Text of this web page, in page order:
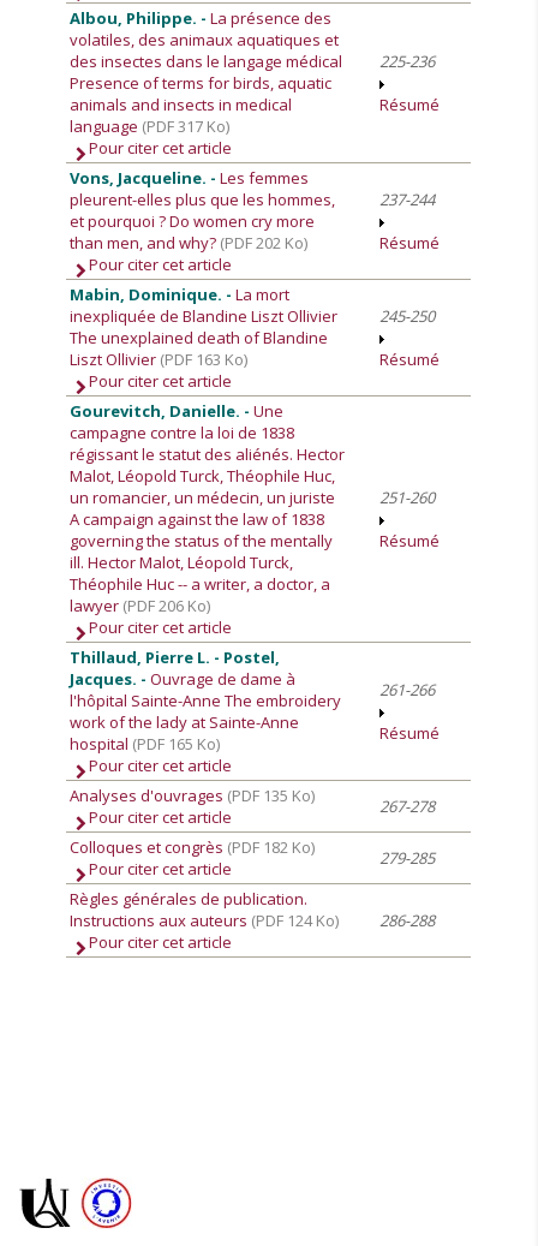
Albou, Philippe. -La présence des
volatiles, des animaux aquatiques et
des insectes dans le langage médical
Presence of terms for birds, aquatic
animals and insects in medical
language (PDF 317 Ko)
Pour citer cet article
225-236
Résumé
Vons, Jacqueline. -Les femmes
pleurent-elles plus que les hommes,
et pourquoi ? Do women cry more
than men, and why? (PDF 202 Ko)
Pour citer cet article
237-244
Résumé
Mabin, Dominique. -La mort
inexpliquée de Blandine Liszt Ollivier
The unexplained death of Blandine
Liszt Ollivier (PDF 163 Ko)
Pour citer cet article
245-250
Résumé
Gourevitch, Danielle. -Une
campagne contre la loi de 1838
régissant le statut des aliénés. Hector
Malot, Léopold Turck, Théophile Huc,
un romancier, un médecin, un juriste
A campaign against the law of 1838
governing the status of the mentally
ill. Hector Malot, Léopold Turck,
Théophile Huc -- a writer, a doctor, a
lawyer (PDF 206 Ko)
Pour citer cet article
251-260
Résumé
Thillaud, Pierre L. - Postel,
Jacques. -Ouvrage de dame à
l'hôpital Sainte-Anne The embroidery
work of the lady at Sainte-Anne
hospital (PDF 165 Ko)
Pour citer cet article
261-266
Résumé
Analyses d'ouvrages (PDF 135 Ko)
Pour citer cet article
267-278
Colloques et congrès (PDF 182 Ko)
Pour citer cet article
279-285
Règles générales de publication.
Instructions aux auteurs (PDF 124 Ko)
Pour citer cet article
286-288